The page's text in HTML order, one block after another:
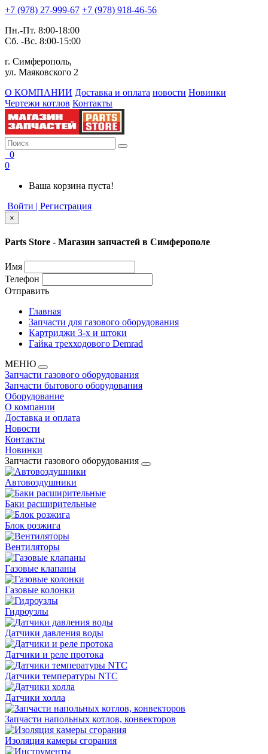
+7 (978) 27-999-67 +7 (978) 918-46-56
Пн.-Пт. 8:00-18:00
Сб. -Вс. 8:00-15:00
г. Симферополь,
ул. Маяковского 2
О КОМПАНИИ Доставка и оплата новости Новинки
Чертежи котлов Контакты
0
0
Ваша корзина пуста!
Войти | Регистрация
×
Parts Store - Магазин запчастей в Симферополе
Имя
Телефон
Отправить
Главная
Запчасти для газового оборудования
Картриджи 3-х и штоки
Гайка трехходового Demrad
МЕНЮ
Запчасти газового оборудования
Запчасти бытового оборудования
Оборудование
О компании
Доставка и оплата
Новости
Контакты
Новинки
Запчасти газового оборудования
Автовоздушники
Баки расширительные
Блок розжига
Вентиляторы
Газовые клапаны
Газовые колонки
Гидроузлы
Датчики давления воды
Датчики и реле протока
Датчики температуры NTC
Датчики холла
Запчасти напольных котлов, конвекторов
Изоляция камеры сгорания